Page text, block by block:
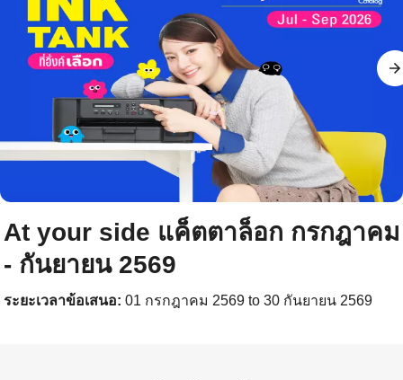
At your side แค็ตตาล็อก กรกฎาคม
- กันยายน 2569
ระยะเวลาข้อเสนอ: 01 กรกฎาคม 2569 to 30 กันยายน 2569